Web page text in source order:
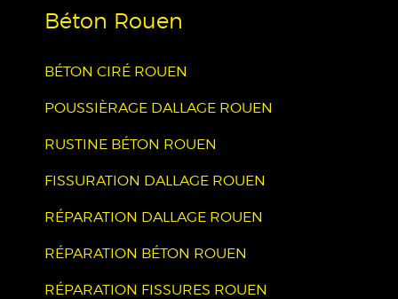
Béton Rouen
BÉTON CIRÉ ROUEN
POUSSIÈRAGE DALLAGE ROUEN
RUSTINE BÉTON ROUEN
FISSURATION DALLAGE ROUEN
RÉPARATION DALLAGE ROUEN
RÉPARATION BÉTON ROUEN
RÉPARATION FISSURES ROUEN